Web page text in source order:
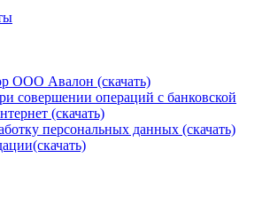
ООО Авалон (скачать)
совершении операций с банковской
(скачать)
персональных данных (скачать)